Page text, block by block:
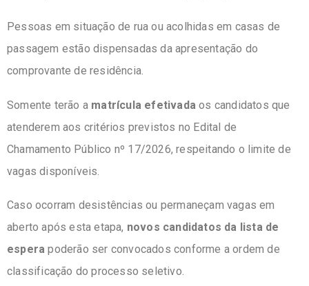
Pessoas em situação de rua ou acolhidas em casas de
passagem estão dispensadas da apresentação do
comprovante de residência.
Somente terão a matrícula efetivada os candidatos que
atenderem aos critérios previstos no Edital de
Chamamento Público nº 17/2026, respeitando o limite de
vagas disponíveis.
Caso ocorram desistências ou permaneçam vagas em
aberto após esta etapa, novos candidatos da lista de
espera poderão ser convocados conforme a ordem de
classificação do processo seletivo.